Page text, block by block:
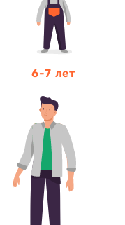
6-7 лет